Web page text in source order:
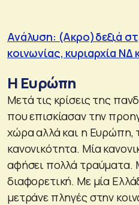
Ανάλυση: (Ακρο)δεξιά
κοινωνίας, κυριαρχία ΝΔ
Η Ευρώπη
Μετά τις κρίσεις της
που επισκίασαν την
χώρα αλλά και η Ευρώπη,
κανονικότητα. Μία
αφήσει πολλά τραύματα.
διαφορετική. Με μία
μετράνε πληγές στην